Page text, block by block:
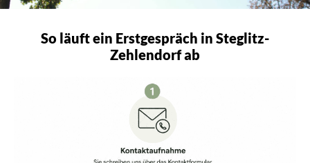
So läuft ein Erstgespräch in Steglitz-
Zehlendorf ab